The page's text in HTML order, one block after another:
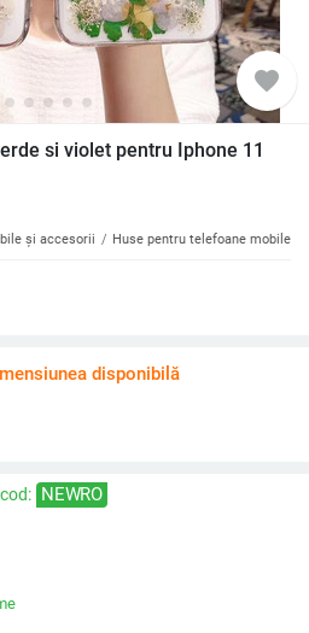
favorite
si violet pentru Iphone 11
și accesorii Huse pentru telefoane mobile
disponibilă
NEWRO